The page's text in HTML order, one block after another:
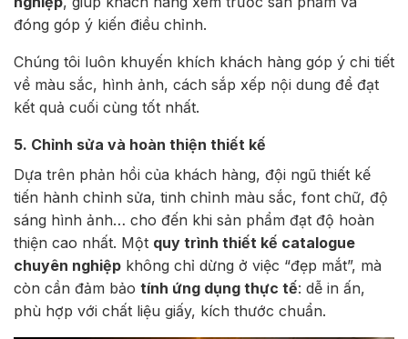
đóng góp ý kiến điều chỉnh.
Chúng tôi luôn khuyến khích khách hàng góp ý chi tiết
về màu sắc, hình ảnh, cách sắp xếp nội dung để đạt
kết quả cuối cùng tốt nhất.
5. Chỉnh sửa và hoàn thiện thiết kế
Dựa trên phản hồi của khách hàng, đội ngũ thiết kế
tiến hành chỉnh sửa, tinh chỉnh màu sắc, font chữ, độ
sáng hình ảnh… cho đến khi sản phẩm đạt độ hoàn
thiện cao nhất. Một quy trình thiết kế catalogue
chuyên nghiệp không chỉ dừng ở việc “đẹp mắt”, mà
còn cần đảm bảo tính ứng dụng thực tế: dễ in ấn,
phù hợp với chất liệu giấy, kích thước chuẩn.